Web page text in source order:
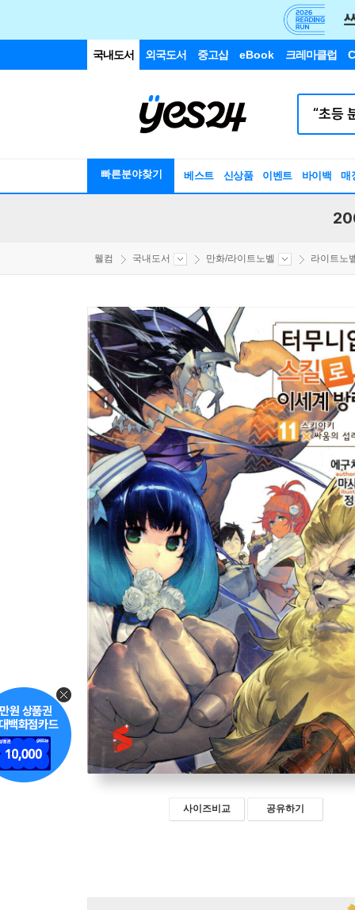
국내도서 외국도서 중고샵 eBook 크레마클럽
빠른분야찾기 베스트 신상품 이벤트 바이백 매
웰컴 국내도서 만화/라이트노벨 라이트노
사이즈비교 공유하기